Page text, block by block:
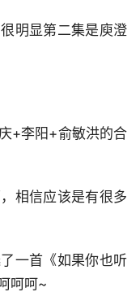
明显第二集是庾澄
+李阳+俞敏洪的合
相信应该是有很多
一首《如果你也听
呵呵~